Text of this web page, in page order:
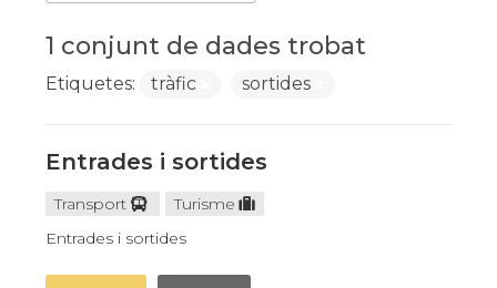
1 conjunt de dades trobat
Etiquetes: tràfic sortides
Entrades i sortides
Transport
Turisme
Entrades i sortides